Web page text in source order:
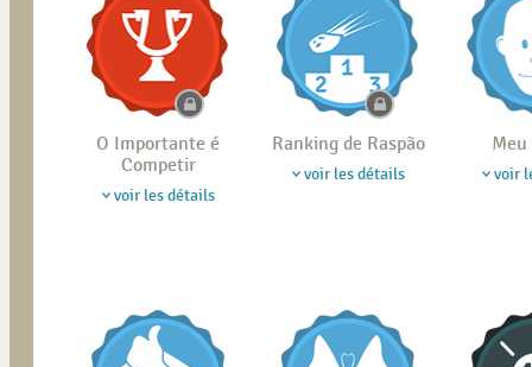
O Importante é
Competir
voir les détails
Ranking de Raspão
voir les détails voir